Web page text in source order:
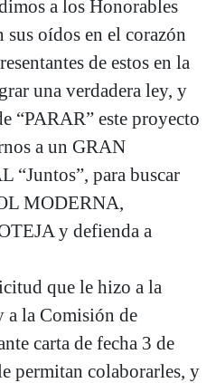
a los Honorables
oídos en el corazón
de estos en la
una verdadera ley, y
“PARAR” este proyecto
a un GRAN
para buscar
MODERNA,
y defienda a
que le hizo a la
a la Comisión de
carta de fecha 3 de
permitan colaborarles, y